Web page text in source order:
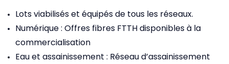
Lots viabilisés et équipés de tous les réseaux.
Numérique : Offres fibres FTTH disponibles à la
commercialisation
Eau et assainissement : Réseau d’assainissement